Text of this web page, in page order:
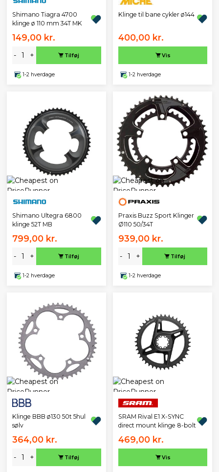
Shimano Tiagra 4700
klinge ø 110 mm 34T MK
149,00 kr.
- + Tilføj
1-2 hverdage
Klinge til bane cykler ø144
400,00 kr.
Vis
1-2 hverdage
Shimano Ultegra 6800
klinge 52T MB
799,00 kr.
- + Tilføj
1-2 hverdage
Praxis Buzz Sport Klinger
Ø110 50/34T
939,00 kr.
- + Tilføj
1-2 hverdage
Klinge BBB ø130 50t 5hul
sølv
364,00 kr.
- + Tilføj
SRAM Rival E1 X-SYNC
direct mount klinge 8-bolt
469,00 kr.
Vis